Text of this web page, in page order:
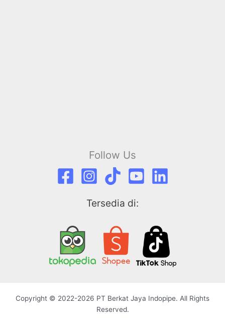
Follow Us
Tersedia di:
Copyright © 2022-2026 PT Berkat Jaya Indopipe. All Rights
Reserved.